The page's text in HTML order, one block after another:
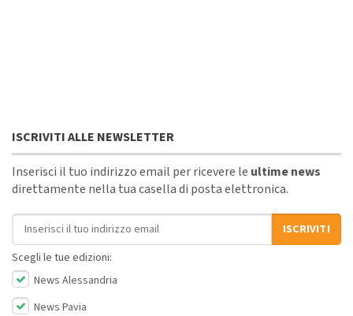
ISCRIVITI ALLE NEWSLETTER
Inserisci il tuo indirizzo email per ricevere le ultime news
direttamente nella tua casella di posta elettronica.
Indirizzo email
ISCRIVITI
Scegli le tue edizioni:
News Alessandria
News Pavia